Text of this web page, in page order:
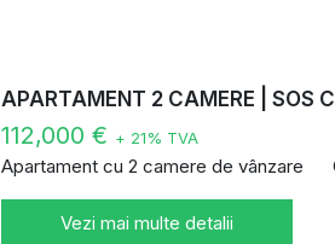
APARTAMENT 2 CAMERE | SOS
112,000 € + 21% TVA
Apartament cu 2 camere de vânzare
Vezi mai multe detalii